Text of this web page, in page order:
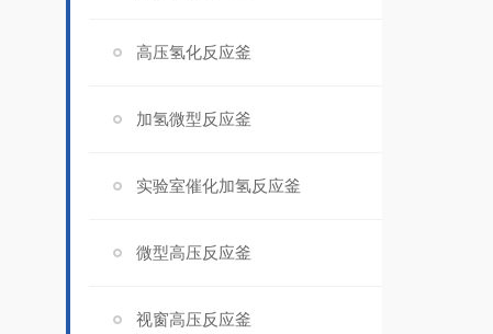
高压氢化反应釜
加氢微型反应釜
实验室催化加氢反应釜
微型高压反应釜
视窗高压反应釜